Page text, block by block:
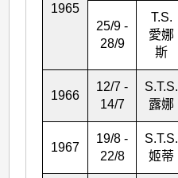
1965
25/9 -
28/9
T.S.
愛娜
斯
1966
12/7 -
14/7
S.T.S.
露娜
1967
19/8 -
22/8
S.T.S.
姬蒂